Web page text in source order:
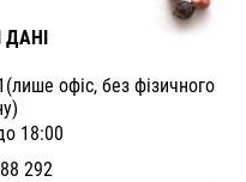
ДАНІ
офіс, без фізичного
18:00
292